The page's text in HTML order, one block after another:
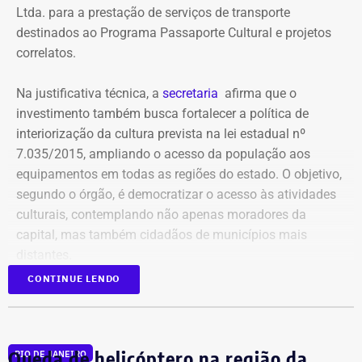
administradores, contas de anúncios, meios de
pagamento ou gerenciadores de negócios.
impulsionamentos e cita morte de
criança como exemplo de fake news
As 31 publicações relacionadas pela prefeitura tratam de
assuntos diversos. A lista inclui manchetes sobre prisões
na Assembleia Legislativa, supostos acordos políticos,
sucessão municipal, alterações no Fundo Municipal do
fiscalização urbana, lixo, uniformes escolares, número de
secretarias e relações do prefeito Alexandre Martins com
outras figuras políticas.
Entre os títulos questionados estão “Jantar clandestino
Ltda. para a prestação de serviços de transporte
destinados ao Programa Passaporte Cultural e projetos
correlatos.
Na justificativa técnica, a secretaria afirma que o
investimento também busca fortalecer a política de
interiorização da cultura prevista na lei estadual nº
7.035/2015, ampliando o acesso da população aos
equipamentos em todas as regiões do estado. O objetivo,
segundo o órgão, é democratizar o acesso às atividades
culturais, contemplando não apenas moradores da
capital, mas também cidadãos de municípios mais
Publicado no Diário Oficial do Estado, o contrato nº
manutenção, gestão logística, diárias e seguros de
CONTINUE LENDO
RIO DE JANEIRO